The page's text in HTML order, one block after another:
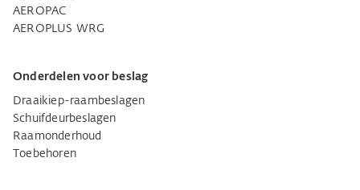
AEROPAC
AEROPLUS WRG
Onderdelen voor beslag
Draaikiep-raambeslagen
Schuifdeurbeslagen
Raamonderhoud
Toebehoren